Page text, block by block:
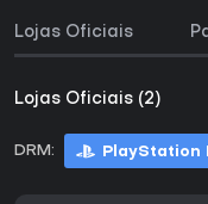
Lojas Oficiais
Lojas Oficiais (2)
DRM: PlayStation